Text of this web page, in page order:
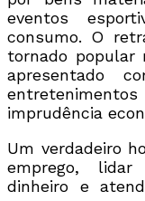
eventos
consumo. O
tornado popular
apresentado
imprudência
Um verdadeiro
emprego,
dinheiro e